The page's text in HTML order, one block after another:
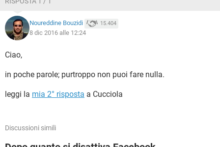
Noureddine Bouzidi 15.404
8 dic 2016 alle 12:24
Ciao,
in poche parole; purtroppo non puoi fare nulla.
leggi la mia 2° risposta a Cucciola
Discussioni simili